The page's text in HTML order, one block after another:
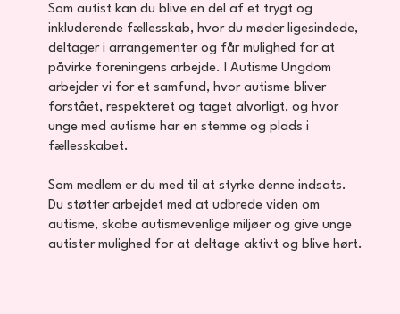
Som autist kan du blive en del af et trygt og
inkluderende fællesskab, hvor du møder ligesindede,
deltager i arrangementer og får mulighed for at
påvirke foreningens arbejde. I Autisme Ungdom
arbejder vi for et samfund, hvor autisme bliver
forstået, respekteret og taget alvorligt, og hvor
unge med autisme har en stemme og plads i
fællesskabet.
Som medlem er du med til at styrke denne indsats.
Du støtter arbejdet med at udbrede viden om
autisme, skabe autismevenlige miljøer og give unge
autister mulighed for at deltage aktivt og blive hørt.